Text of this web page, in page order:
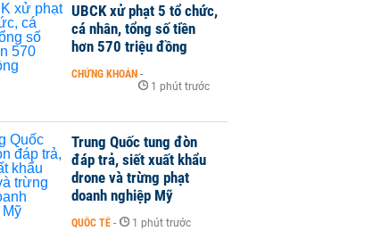
UBCK xử phạt 5 tổ chức,
cá nhân, tổng số tiền
hơn 570 triệu đồng
CHỨNG KHOÁN -
1 phút trước
Trung Quốc tung đòn
đáp trả, siết xuất khẩu
drone và trừng phạt
doanh nghiệp Mỹ
QUỐC TẾ - 1 phút trước